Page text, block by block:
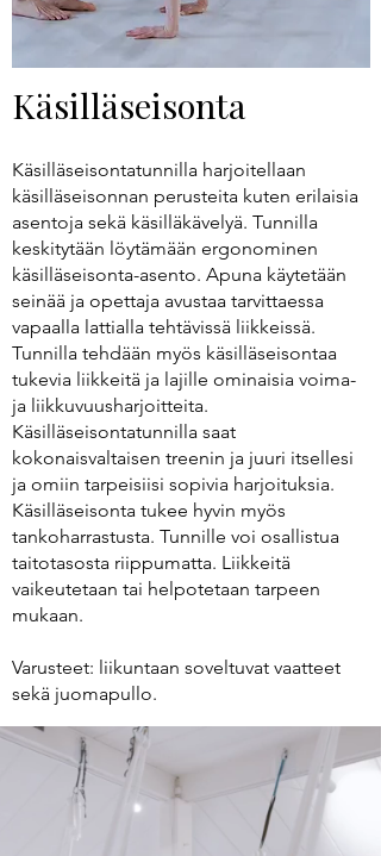
Käsilläseisonta
Käsilläseisontatunnilla harjoitellaan
käsilläseisonnan perusteita kuten erilaisia
asentoja sekä käsilläkävelyä. Tunnilla
keskitytään löytämään ergonominen
käsilläseisonta-asento. Apuna käytetään
seinää ja opettaja avustaa tarvittaessa
vapaalla lattialla tehtävissä liikkeissä.
Tunnilla tehdään myös käsilläseisontaa
tukevia liikkeitä ja lajille ominaisia voima-
ja liikkuvuusharjoitteita.
Käsilläseisontatunnilla saat
kokonaisvaltaisen treenin ja juuri itsellesi
ja omiin tarpeisiisi sopivia harjoituksia.
Käsilläseisonta tukee hyvin myös
tankoharrastusta. Tunnille voi osallistua
taitotasosta riippumatta. Liikkeitä
vaikeutetaan tai helpotetaan tarpeen
mukaan.
Varusteet: liikuntaan soveltuvat vaatteet
sekä juomapullo.